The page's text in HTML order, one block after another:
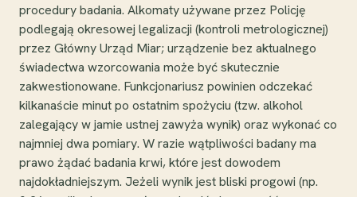
procedury badania. Alkomaty używane przez Policję
podlegają okresowej legalizacji (kontroli metrologicznej)
przez Główny Urząd Miar; urządzenie bez aktualnego
świadectwa wzorcowania może być skutecznie
zakwestionowane. Funkcjonariusz powinien odczekać
kilkanaście minut po ostatnim spożyciu (tzw. alkohol
zalegający w jamie ustnej zawyża wynik) oraz wykonać co
najmniej dwa pomiary. W razie wątpliwości badany ma
prawo żądać badania krwi, które jest dowodem
najdokładniejszym. Jeżeli wynik jest bliski progowi (np.